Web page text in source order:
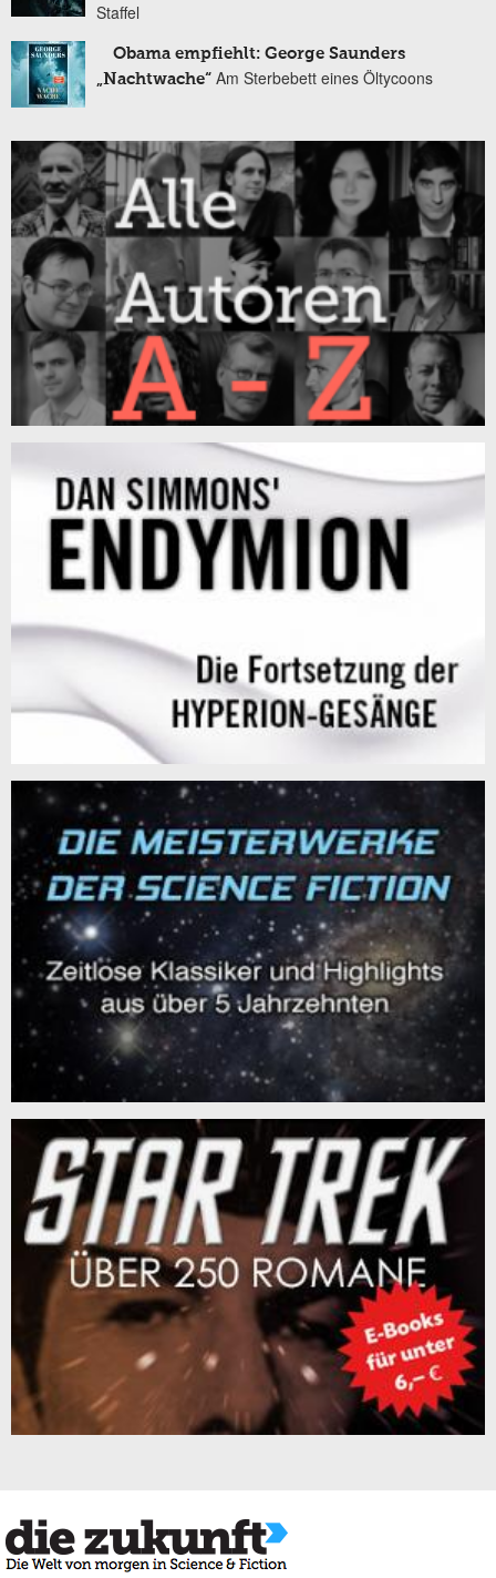
Staffel
Obama empfiehlt: George Saunders
„Nachtwache“ Am Sterbebett eines Öltycoons